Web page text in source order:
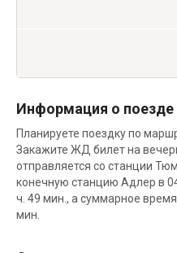
Информация о поезде
Планируете поездку по
Закажите ЖД билет на
отправляется со станции
конечную станцию Адлер в
ч. 49 мин., а суммарное
мин.